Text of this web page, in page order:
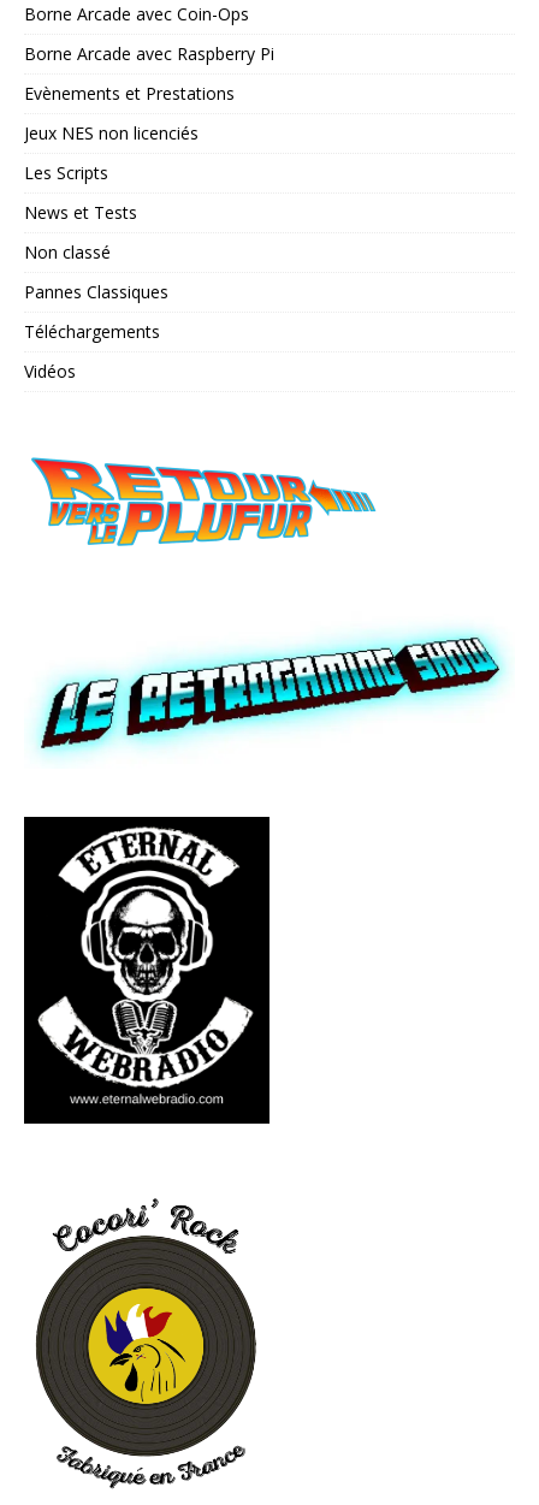
Borne Arcade avec Coin-Ops
Borne Arcade avec Raspberry Pi
Evènements et Prestations
Jeux NES non licenciés
Les Scripts
News et Tests
Non classé
Pannes Classiques
Téléchargements
Vidéos